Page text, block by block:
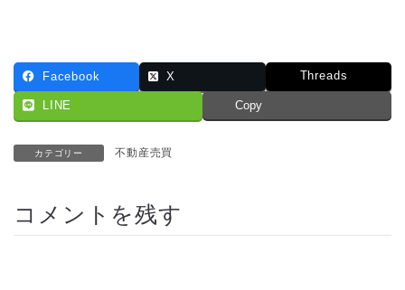
Facebook X Threads
LINE Copy
カテゴリー 不動産売買
コメントを残す